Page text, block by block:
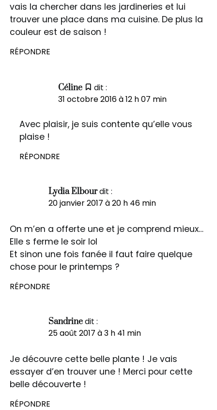
vais la chercher dans les jardineries et lui
trouver une place dans ma cuisine. De plus la
couleur est de saison !
RÉPONDRE
Céline
dit :
31 octobre 2016 à 12 h 07 min
Avec plaisir, je suis contente qu’elle vous
plaise !
RÉPONDRE
Lydia Elbourdit :
20 janvier 2017 à 20 h 46 min
On m’en a offerte une et je comprend mieux…
Elle s ferme le soir lol
Et sinon une fois fanée il faut faire quelque
chose pour le printemps ?
RÉPONDRE
Sandrinedit :
25 août 2017 à 3 h 41 min
Je découvre cette belle plante ! Je vais
essayer d’en trouver une ! Merci pour cette
belle découverte !
RÉPONDRE